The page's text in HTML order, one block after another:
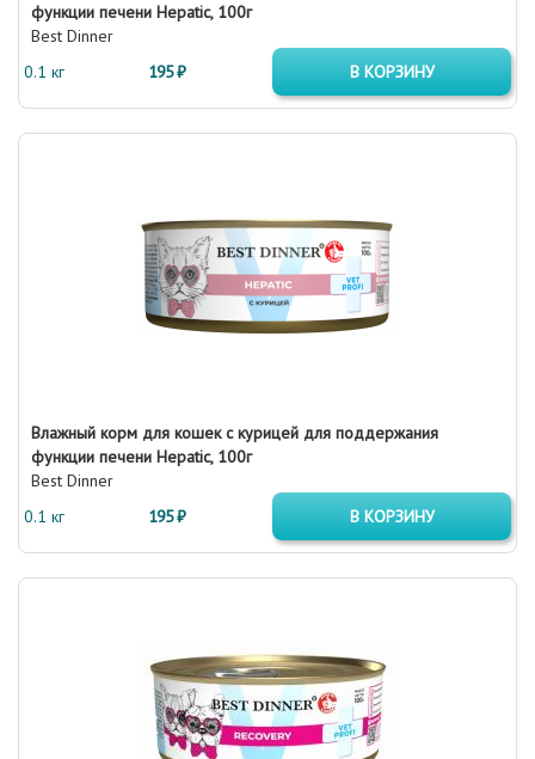
функции печени Hepatic, 100г
Best Dinner
0.1 кг
195 ₽ В КОРЗИНУ
Влажный корм для кошек с курицей для поддержания
функции печени Hepatic, 100г
Best Dinner
0.1 кг
195 ₽ В КОРЗИНУ